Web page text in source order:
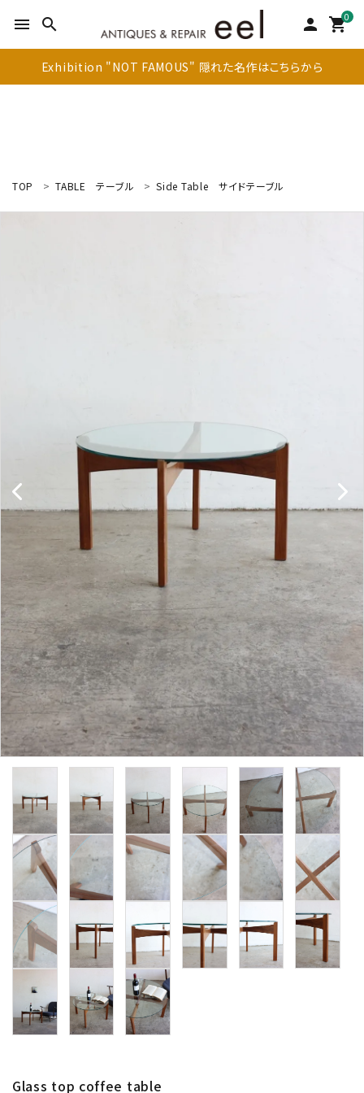
menu search person 0
shopping_cart
Exhibition "NOT FAMOUS" 隠れた名作はこちらから
ソファ
ドア
雑貨
その他
BRAND
お気に入りリスト
卸販売
デザイナーまとめ
アフターケア
メンテナンスについて
ギャラリー・シーン
納品事例
エキシビジョン・展示会
TOP TABLE テーブル Side Table サイドテーブル
Glass top coffee table